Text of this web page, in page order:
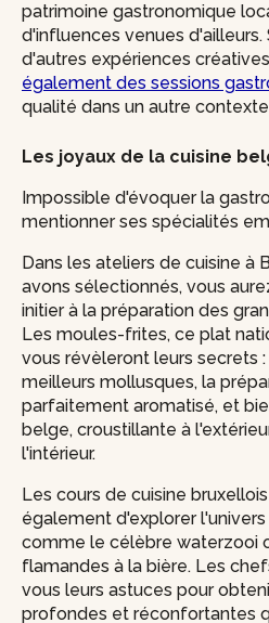
patrimoine gastronomique
d'influences venues
d'autres expériences
également des sessions
qualité dans un autre
Les joyaux de la cuisine
Impossible d'évoquer la
mentionner ses spécialités
Dans les ateliers de cuisine à
avons sélectionnés, vous
initier à la préparation des
Les moules-frites, ce plat
vous révèleront leurs secrets
meilleurs mollusques, la
parfaitement aromatisé, et
belge, croustillante à
l'intérieur.
Les cours de cuisine
également d'explorer
comme le célèbre waterzooi
flamandes à la bière. Les
vous leurs astuces pour
profondes et réconfortantes